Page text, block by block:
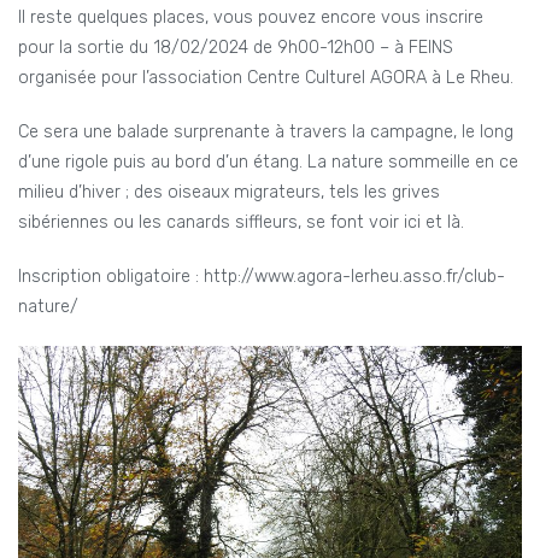
Il reste quelques places, vous pouvez encore vous inscrire
pour la sortie du 18/02/2024 de 9h00-12h00 – à FEINS
organisée pour l’association Centre Culturel AGORA à Le Rheu.
Ce sera une balade surprenante à travers la campagne, le long
d’une rigole puis au bord d’un étang. La nature sommeille en ce
milieu d’hiver ; des oiseaux migrateurs, tels les grives
sibériennes ou les canards siffleurs, se font voir ici et là.
Inscription obligatoire : http://www.agora-lerheu.asso.fr/club-
nature/